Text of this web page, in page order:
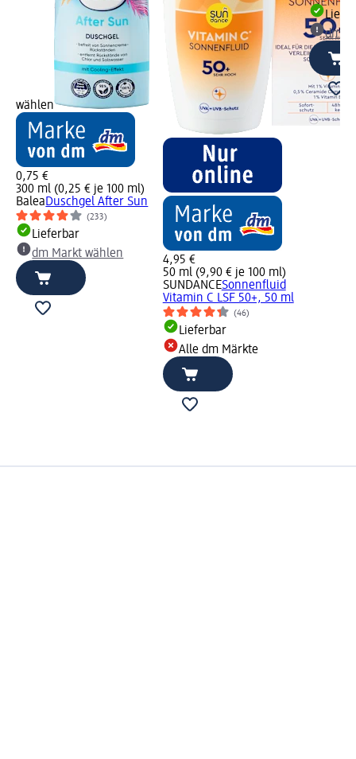
wählen
0,75 €
300 ml (0,25 € je 100 ml)
BaleaDuschgel After Sun
(233)
Lieferbar
dm Markt wählen
4,95 €
50 ml (9,90 € je 100 ml)
SUNDANCESonnenfluid
Vitamin C LSF 50+, 50 ml
(46)
Lieferbar
Alle dm Märkte
dm